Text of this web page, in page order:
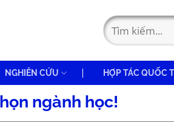
NGHIÊN CỨU HỢP TÁC QUỐC
ngành học!